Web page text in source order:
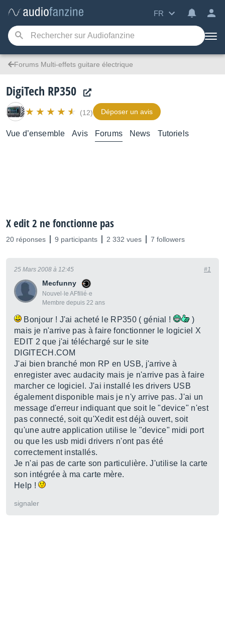
FR
Forums Multi-effets guitare électrique
DigiTech RP350
(12) Déposer un avis
Vue d’ensemble Avis Forums News Tutoriels
X edit 2 ne fonctionne pas
20 réponses 9 participants 2 332 vues 7 followers
Mecfunny
Nouvel·le AFfilié·e
Membre depuis 22 ans
25 Mars 2008 à 12:45 #1
Bonjour ! J'ai acheté le RP350 ( génial !
)
mais je n'arrive pas à faire fonctionner le logiciel X
EDIT 2 que j'ai téléchargé sur le site
DIGITECH.COM
J'ai bien branché mon RP en USB, j'arrive à
enregister avec audacity mais je n'arrive pas à faire
marcher ce logiciel. J'ai installé les drivers USB
également disponible mais je n'y arrive pas. J'ai un
message d'erreur indiquant que soit le "device" n'est
pas connecté, soit qu'Xedit est déjà ouvert, soit
qu'une autre application utilise le "device" midi port
ou que les usb midi drivers n'ont pas été
correctement installés.
Je n'ai pas de carte son particulière. J'utilise la carte
son intégrée à ma carte mère.
Help !
signaler